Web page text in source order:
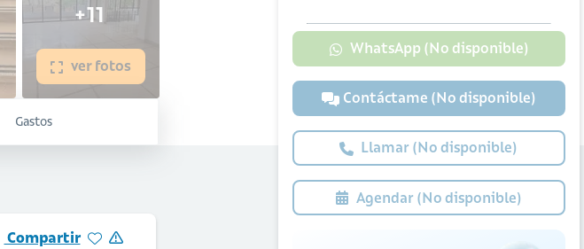
+11
ver fotos
WhatsApp (No disponible)
Contáctame (No disponible)
Llamar (No disponible)
Agendar (No disponible)
Gastos
Compartir